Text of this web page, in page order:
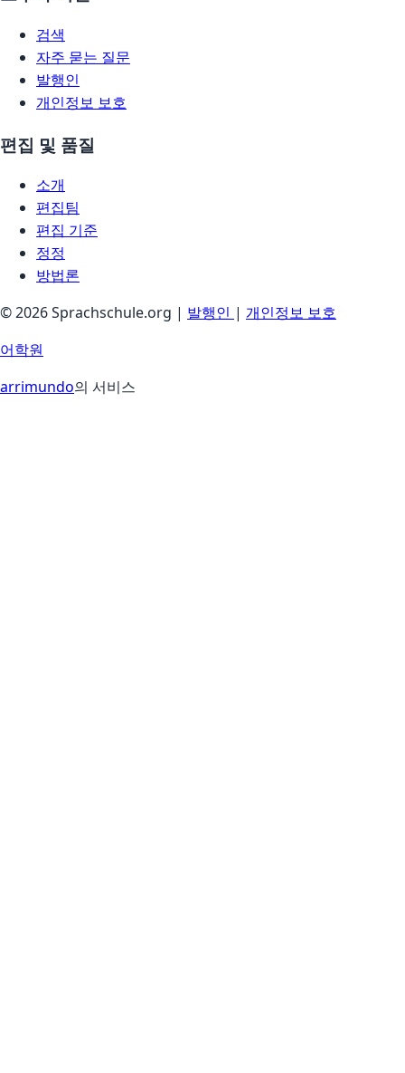
검색
자주 묻는 질문
발행인
개인정보 보호
편집 및 품질
소개
편집팀
편집 기준
정정
방법론
© 2026 Sprachschule.org | 발행인 | 개인정보 보호
어학원
arrimundo의 서비스